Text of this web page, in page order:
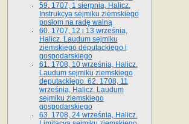
59. 1707, 1 sierpnia, Halicz.
Instrukcya sejmiku ziemskiego
posłom na radę walną
60. 1707, 12 i 13 września,
Halicz. Laudum sejmiku
ziemskiego deputackiego i
gospodarskiego
61. 1708, 10 września, Halicz.
Laudum sejmiku ziemskiego
deputackiego. 62. 1708, 11
września, Halicz. Laudum
sejmiku ziemskiego
gospodarskiego
63. 1708, 24 września, Halicz.